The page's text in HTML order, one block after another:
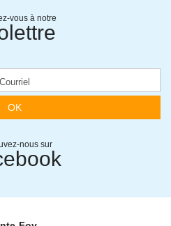
vous à notre
OK
nous sur